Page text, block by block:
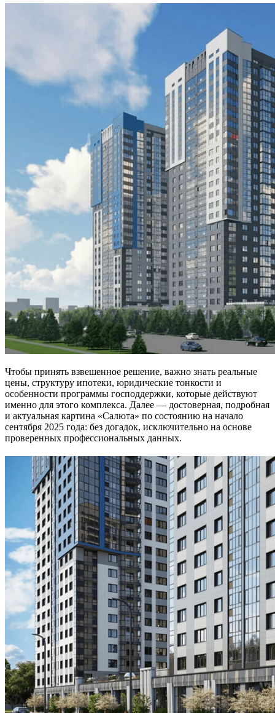
Чтобы принять взвешенное решение, важно знать реальные
цены, структуру ипотеки, юридические тонкости и
особенности программы господдержки, которые действуют
именно для этого комплекса. Далее — достоверная, подробная
и актуальная картина «Салюта» по состоянию на начало
сентября 2025 года: без догадок, исключительно на основе
проверенных профессиональных данных.